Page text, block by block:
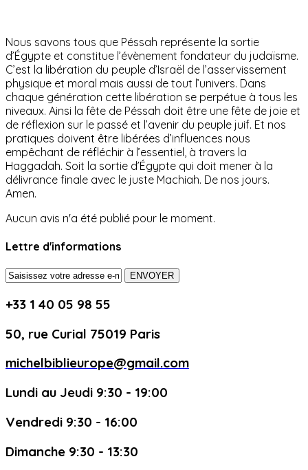
Nous savons tous que Péssah représente la sortie
d’Égypte et constitue l’évènement fondateur du judaïsme.
C’est la libération du peuple d’Israël de l’asservissement
physique et moral mais aussi de tout l’univers. Dans
chaque génération cette libération se perpétue à tous les
niveaux. Ainsi la fête de Péssah doit être une fête de joie et
de réflexion sur le passé et l’avenir du peuple juif. Et nos
pratiques doivent être libérées d’influences nous
empêchant de réfléchir à l’essentiel, à travers la
Haggadah. Soit la sortie d’Égypte qui doit mener à la
délivrance finale avec le juste Machiah. De nos jours.
Amen.
Aucun avis n'a été publié pour le moment.
Lettre d'informations
ENVOYER
+33 1 40 05 98 55
50, rue Curial 75019 Paris
michelbiblieurope@gmail.com
Lundi au Jeudi 9:30 - 19:00
Vendredi 9:30 - 16:00
Dimanche 9:30 - 13:30